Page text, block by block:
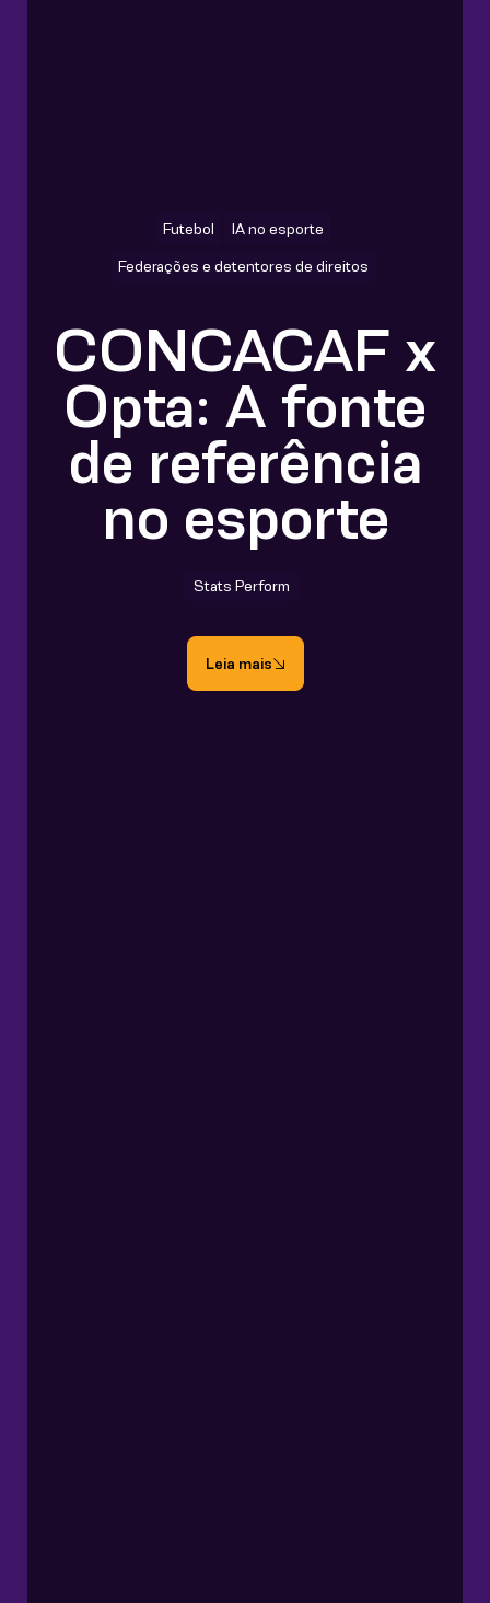
Futebol IA no esporte
Federações e detentores de direitos
CONCACAF x
Opta: A fonte
de referência
no esporte
Stats Perform
Leia mais